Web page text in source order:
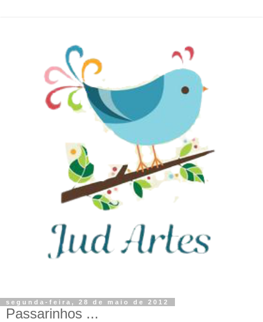
segunda-feira, 28 de maio de 2012
Passarinhos ...